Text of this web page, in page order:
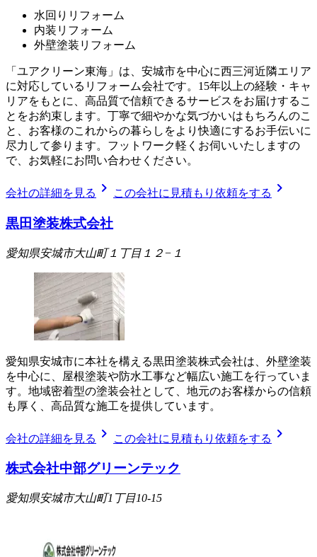
水回りリフォーム
内装リフォーム
外壁塗装リフォーム
「ユアクリーン東海」は、安城市を中心に西三河近隣エリア
に対応しているリフォーム会社です。15年以上の経験・キャ
リアをもとに、高品質で信頼できるサービスをお届けするこ
とをお約束します。丁寧で細やかな気づかいはもちろんのこ
と、お客様のこれからの暮らしをより快適にするお手伝いに
尽力して参ります。フットワーク軽くお伺いいたしますの
で、お気軽にお問い合わせください。
会社の詳細を見る chevron_right この会社に見積もり依頼をする chevron_right
黒田塗装株式会社
愛知県安城市大山町１丁目１２−１
愛知県安城市に本社を構える黒田塗装株式会社は、外壁塗装
を中心に、屋根塗装や防水工事など幅広い施工を行っていま
す。地域密着型の塗装会社として、地元のお客様からの信頼
も厚く、高品質な施工を提供しています。
会社の詳細を見る chevron_right この会社に見積もり依頼をする chevron_right
株式会社中部グリーンテック
愛知県安城市大山町1丁目10-15